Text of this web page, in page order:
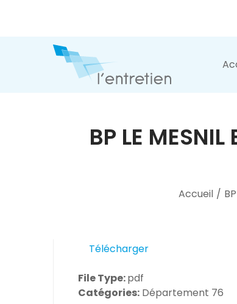
BP LE
Accueil /
Télécharger
File Type:pdf
Catégories: Département 76